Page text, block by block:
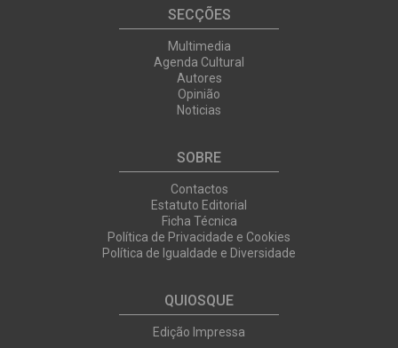
SECÇÕES
Multimedia
Agenda Cultural
Autores
Opinião
Noticias
SOBRE
Contactos
Estatuto Editorial
Ficha Técnica
Política de Privacidade e Cookies
Política de Igualdade e Diversidade
QUIOSQUE
Edição Impressa